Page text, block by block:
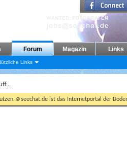
Forum
Links
Magazin Links
ist das Internetportal der